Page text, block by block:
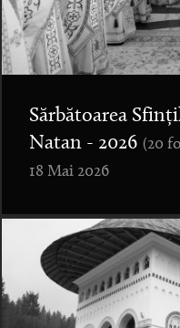
Sărbătoarea
Natan - 2026 (20
18 Mai 2026